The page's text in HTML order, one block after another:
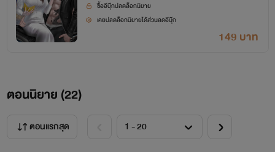
ซื้ออีบุ๊กปลดล็อกนิยาย
เคยปลดล็อกนิยายได้ส่วนลดอีบุ๊ก
149 บาท
ตอนนิยาย (22)
ตอนแรกสุด